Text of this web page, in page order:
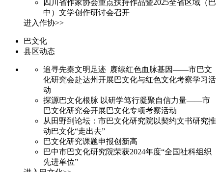
四川省作家协会重点扶持作品暨2025全省区域（巴
中）文学创作研讨会召开
进入作协>>
巴文化
县区动态
追寻先秦文明足迹 赓续红色血脉基因——市巴文
化研究会赴达州开展巴文化与红色文化考察学习活
动
探源巴文化根脉 以研学笃行凝聚自信力量——市
巴文化研究会开展巴文化专项考察活动
从田野到论坛：市巴文化研究院以契约文书研究推
动巴文化“走出去”
巴文化研究课题申报创新高
巴中市巴文化研究院荣获2024年度“全国社科组织
先进单位”